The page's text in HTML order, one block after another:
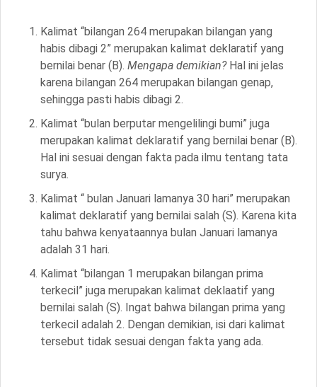
Kalimat “bilangan 264 merupakan bilangan yang
habis dibagi 2” merupakan kalimat deklaratif yang
bernilai benar (B). Mengapa demikian?Hal ini jelas
karena bilangan 264 merupakan bilangan genap,
sehingga pasti habis dibagi 2.
Kalimat “bulan berputar mengelilingi bumi” juga
merupakan kalimat deklaratif yang bernilai benar (B).
Hal ini sesuai dengan fakta pada ilmu tentang tata
surya.
Kalimat “ bulan Januari lamanya 30 hari” merupakan
kalimat deklaratif yang bernilai salah (S). Karena kita
tahu bahwa kenyataannya bulan Januari lamanya
adalah 31 hari.
Kalimat “bilangan 1 merupakan bilangan prima
terkecil” juga merupakan kalimat deklaatif yang
bernilai salah (S). Ingat bahwa bilangan prima yang
terkecil adalah 2. Dengan demikian, isi dari kalimat
tersebut tidak sesuai dengan fakta yang ada.